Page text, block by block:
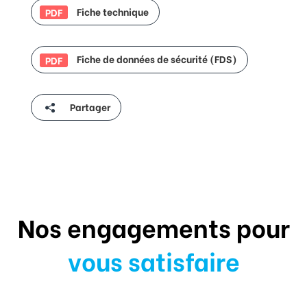
PDF Fiche technique
PDF Fiche de données de sécurité (FDS)
Partager
Nos engagements pour
vous satisfaire